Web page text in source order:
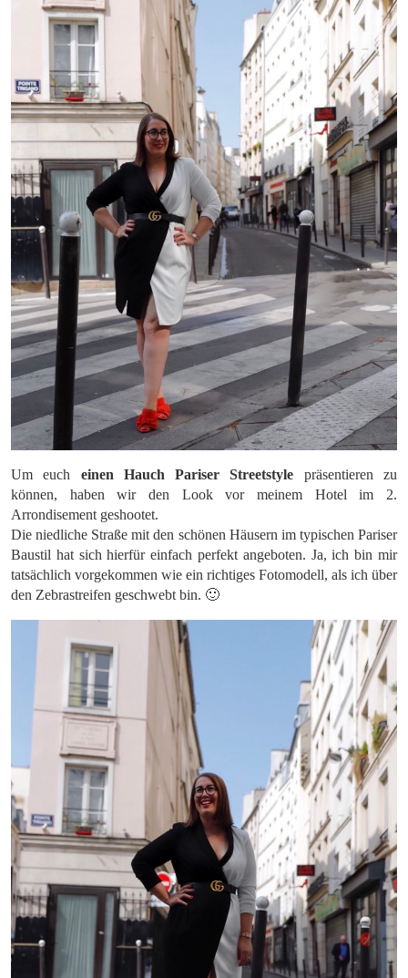
Um euch einen Hauch Pariser Streetstyle präsentieren zu
können, haben wir den Look vor meinem Hotel im 2.
Arrondisement geshootet.
Die niedliche Straße mit den schönen Häusern im typischen Pariser
Baustil hat sich hierfür einfach perfekt angeboten. Ja, ich bin mir
tatsächlich vorgekommen wie ein richtiges Fotomodell, als ich über
den Zebrastreifen geschwebt bin. 🙂